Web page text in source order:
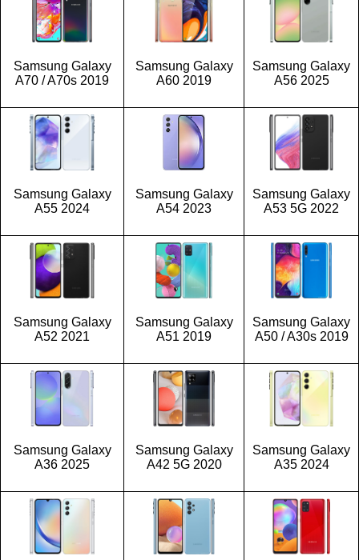
Samsung Galaxy
A70 / A70s 2019
Samsung Galaxy
A60 2019
Samsung Galaxy
A56 2025
Samsung Galaxy
A55 2024
Samsung Galaxy
A54 2023
Samsung Galaxy
A53 5G 2022
Samsung Galaxy
A52 2021
Samsung Galaxy
A51 2019
Samsung Galaxy
A50 / A30s 2019
Samsung Galaxy
A36 2025
Samsung Galaxy
A42 5G 2020
Samsung Galaxy
A35 2024